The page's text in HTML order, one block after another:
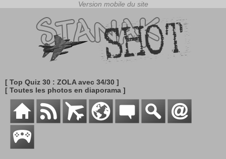
[ Top Quiz 30 : ZOLA avec 34/30 ]
[ Toutes les photos en diaporama ]